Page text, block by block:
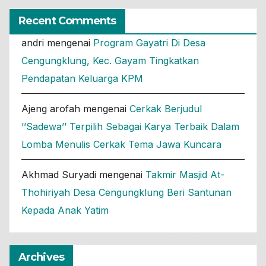
Recent Comments
andri mengenai Program Gayatri Di Desa
Cengungklung, Kec. Gayam Tingkatkan
Pendapatan Keluarga KPM
Ajeng arofah mengenai Cerkak Berjudul
’’Sadewa’’ Terpilih Sebagai Karya Terbaik Dalam
Lomba Menulis Cerkak Tema Jawa Kuncara
Akhmad Suryadi mengenai Takmir Masjid At-
Thohiriyah Desa Cengungklung Beri Santunan
Kepada Anak Yatim
Archives